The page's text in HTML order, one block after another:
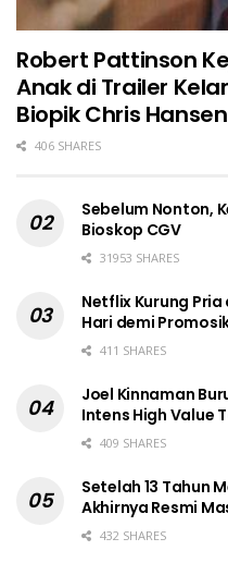
Robert Pattinson
Anak di Trailer
Biopik Chris
406 SHARES
Sebelum Nonton,
Bioskop CGV
31953 SHARES
Netflix Kurung
Hari demi
411 SHARES
Joel Kinnaman
Intens High Value
409 SHARES
Setelah 13 Tahun
Akhirnya Resmi
432 SHARES